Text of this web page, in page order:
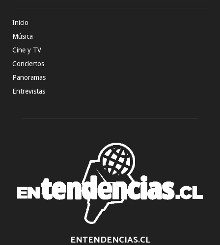
Inicio
Música
Cine y TV
Conciertos
Panoramas
Entrevistas
ENTENDENCIAS.CL